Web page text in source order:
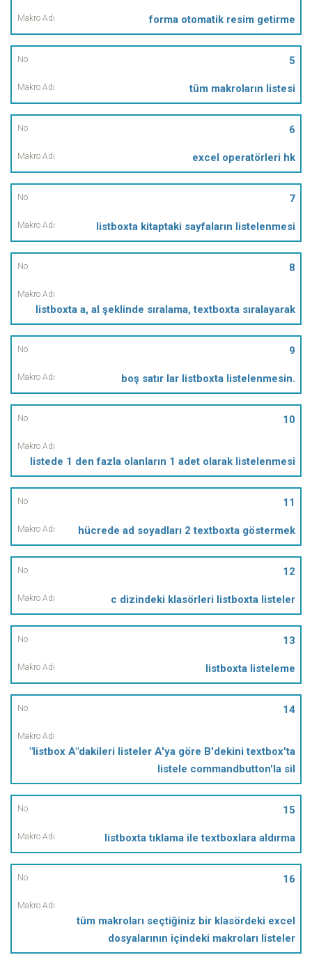
forma otomatik resim getirme
5
tüm makroların listesi
6
excel operatörleri hk
7
listboxta kitaptaki sayfaların listelenmesi
8
listboxta a, al şeklinde sıralama, textboxta sıralayarak
9
boş satır lar listboxta listelenmesin.
10
listede 1 den fazla olanların 1 adet olarak listelenmesi
11
hücrede ad soyadları 2 textboxta göstermek
12
c dizindeki klasörleri listboxta listeler
13
listboxta listeleme
14
"listbox A"dakileri listeler A'ya göre B'dekini textbox'ta
listele commandbutton'la sil
15
listboxta tıklama ile textboxlara aldırma
16
tüm makroları seçtiğiniz bir klasördeki excel
dosyalarının içindeki makroları listeler